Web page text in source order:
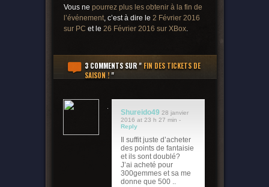
Vous ne pourrez plus les obtenir à la fin de
l’événement, c’est à dire le 2 Février 2016
sur PC et le 26 Février 2016 sur XBox.
3 COMMENTSSUR "FIN DES TICKETS DE
SAISON !"
Shureido49 28 janvier
2016 at 23 h 27 min -
Reply
Il suffit juste d’acheter
des points de fantaisie
et ils sont doublé?
J’ai acheté pour
300gemmes et sa me
donne que 500 ..